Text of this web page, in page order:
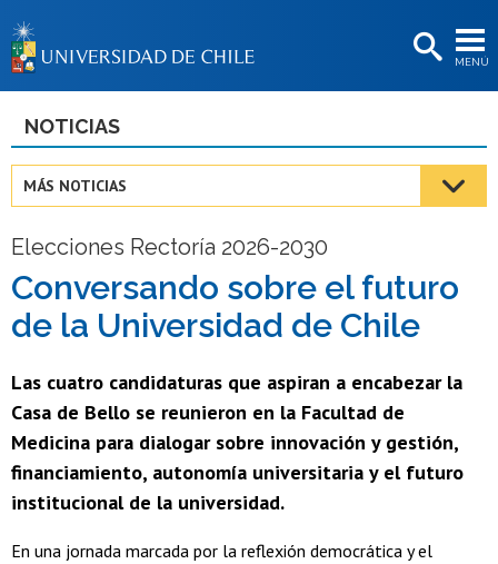
MENÚ
BIBLIOTECAS
Estudiantes
Académicas/os
Funcionarias/os
Egresadas/os
NOTICIAS
MÁS NOTICIAS
Elecciones Rectoría 2026-2030
Conversando sobre el futuro
de la Universidad de Chile
Las cuatro candidaturas que aspiran a encabezar la
Casa de Bello se reunieron en la Facultad de
Medicina para dialogar sobre innovación y gestión,
financiamiento, autonomía universitaria y el futuro
institucional de la universidad.
En una jornada marcada por la reflexión democrática y el